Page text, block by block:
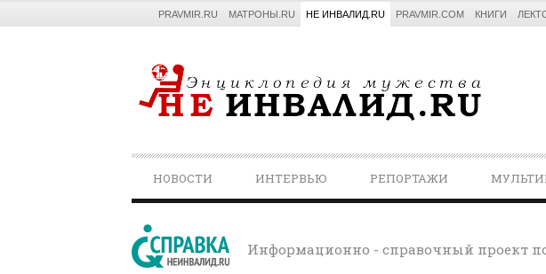
PRAVMIR.RU МАТРОНЫ.RU НЕ ИНВАЛИД.RU PRAVMIR.COM КНИГИ
NAVIGATION
НОВОСТИ ИНТЕРВЬЮ РЕПОРТАЖИ
Информационно - справочный проект